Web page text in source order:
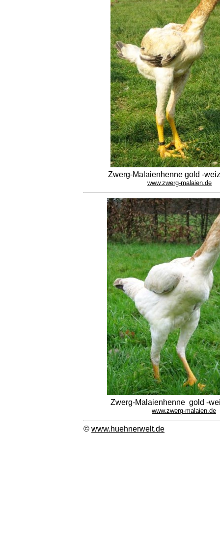
Zwerg-Malaienhenne gold -
www.zwerg-malaien.de
Zwerg-Malaienhenne gold -
www.zwerg-malaien.de
© www.huehnerwelt.de